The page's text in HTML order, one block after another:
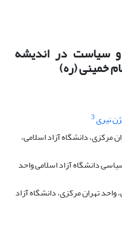
و سیاست در اندیشه
خمینی (ره)
نیری3
مرکزی، دانشگاه آزاد اسلامی،
دانشگاه آزاد اسلامی واحد
تهران مرکزی، دانشگاه آزاد